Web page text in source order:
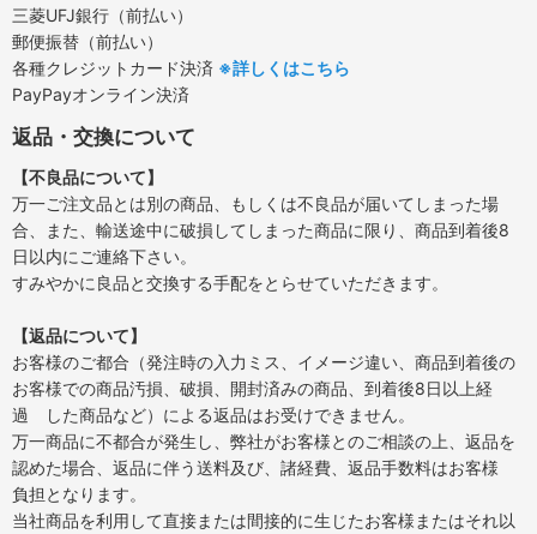
三菱UFJ銀行（前払い）
郵便振替（前払い）
各種クレジットカード決済 ※詳しくはこちら
PayPayオンライン決済
返品・交換について
【不良品について】
万一ご注文品とは別の商品、もしくは不良品が届いてしまった場
合、また、輸送途中に破損してしまった商品に限り、商品到着後8
日以内にご連絡下さい。
すみやかに良品と交換する手配をとらせていただきます。
【返品について】
お客様のご都合（発注時の入力ミス、イメージ違い、商品到着後の
お客様での商品汚損、破損、開封済みの商品、到着後8日以上経
過 した商品など）による返品はお受けできません。
万一商品に不都合が発生し、弊社がお客様とのご相談の上、返品を
認めた場合、返品に伴う送料及び、諸経費、返品手数料はお客様
負担となります。
当社商品を利用して直接または間接的に生じたお客様またはそれ以